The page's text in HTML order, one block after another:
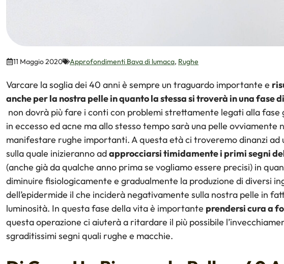
11 Maggio 2020 Approfondimenti Bava di lumaca, Rughe
Varcare la soglia dei 40 anni è sempre un traguardo importante e
anche per la nostra pelle in quanto la stessa si troverà in una fase
non dovrà più fare i conti con problemi strettamente legati alla fase
in eccesso ed acne ma allo stesso tempo sarà una pelle ovviamente
manifestare rughe importanti. A questa età ci troveremo dinanzi ad
sulla quale inizieranno adapprocciarsi timidamente i primi segni
(anche già da qualche anno prima se vogliamo essere precisi) in
diminuire fisiologicamente e gradualmente la produzione di diversi
dell’epidermide il che inciderà negativamente sulla nostra pelle in
luminosità. In questa fase della vita è importante prendersi cura a
questa operazione ci aiuterà a ritardare il più possibile
sgraditissimi segni quali rughe e macchie.